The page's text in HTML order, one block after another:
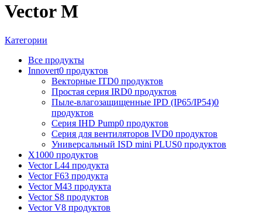
Vector M
Категории
Все продукты
Innovert0 продуктов
Векторные ITD0 продуктов
Простая серия IRD0 продуктов
Пыле-влагозащищенные IPD (IP65/IP54)0
продуктов
Серия IHD Pump0 продуктов
Серия для вентиляторов IVD0 продуктов
Универсальный ISD mini PLUS0 продуктов
X1000 продуктов
Vector L44 продукта
Vector F63 продукта
Vector M43 продукта
Vector S8 продуктов
Vector V8 продуктов